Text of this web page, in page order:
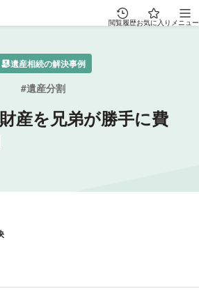
閲覧履歴お気に入り メニュー
遺産相続の解決事例
遺産分割
産を兄弟が勝手に費